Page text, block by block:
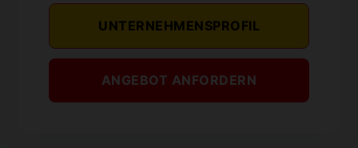
UNTERNEHMENSPROFIL
ANGEBOT ANFORDERN